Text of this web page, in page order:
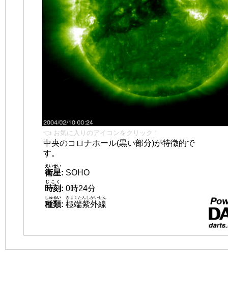
👈 お気に入りのアイコンをクリック！
中央のコロナホール(黒い部分)が特徴的で
す。
衛星
えいせい
: SOHO
時刻
じこく
: 0時24分
種類
しゅるい
: 極端紫外線
きょくたんしがいせん